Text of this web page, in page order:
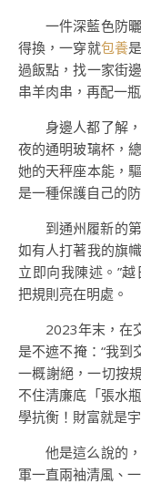
一件深藍色防
得換，一穿就包養
過飯點，找一家街
串羊肉串，再配一
身邊人都了解
夜的通明玻璃杯，
她的天秤座本能，
是一種保護自己的
到通州履新的
如有人打著我的旗
立即向我陳述。”
把規則亮在明處。
2023年末，在
是不遮不掩：“我
一概謝絕，一切按
不住清廉底「張水
學抗衡！財富就是
他是這么說的
軍一直兩袖清風、